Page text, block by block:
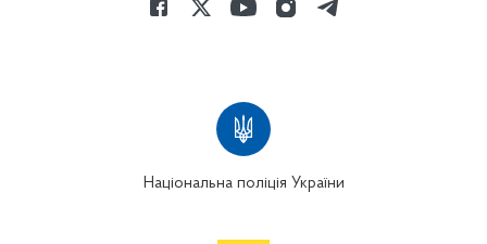
Національна поліція України